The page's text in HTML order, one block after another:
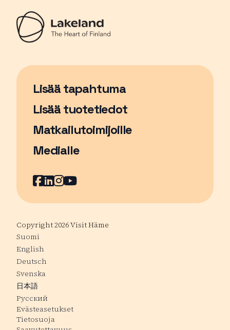
Lisää tapahtuma
Sivu avautuu uudessa ikkunassa
Lisää tuotetiedot
Matkailutoimijoille
Medialle
Facebook
Sivu avautuu uudessa ikkunassa
LinkedIn
Sivu avautuu uudessa ikkunassa
Instagram
Sivu avautuu uudessa
YouTube
Sivu avautuu uudessa
Copyright 2026 Visit Häme
Suomi
English
Deutsch
Svenska
日本語
Русский
Evästeasetukset
Tietosuoja